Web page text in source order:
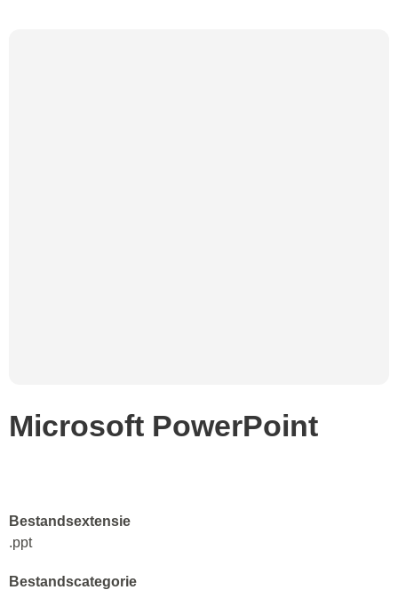
Microsoft PowerPoint
Bestandsextensie
.ppt
Bestandscategorie